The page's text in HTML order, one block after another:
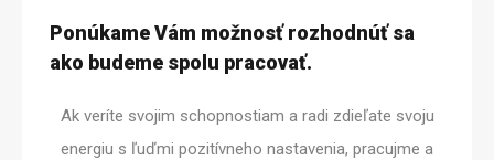
Ponúkame Vám možnosť rozhodnúť sa
ako budeme spolu pracovať.
Ak veríte svojim schopnostiam a radi zdieľate svoju
energiu s ľuďmi pozitívneho nastavenia, pracujme a